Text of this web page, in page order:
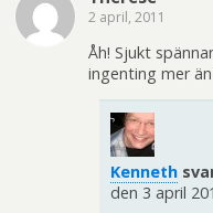
2 april, 2011
Åh! Sjukt
ingenting mer
Kenneth
den 3 april